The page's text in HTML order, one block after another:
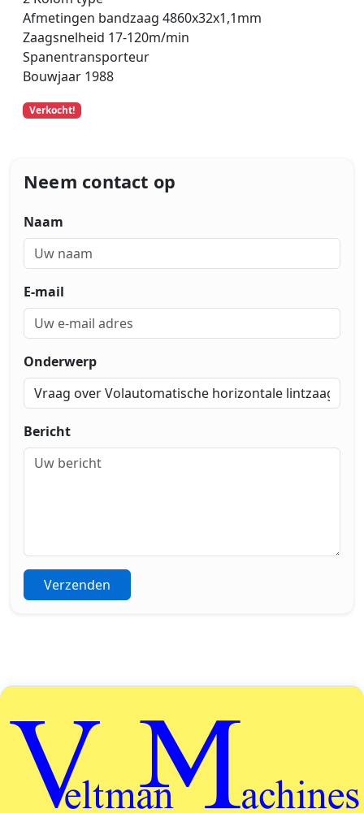
Afmetingen bandzaag 4860x32x1,1mm
Zaagsnelheid 17-120m/min
Spanentransporteur
Bouwjaar 1988
Verkocht!
Neem contact op
Naam
E-mail
Onderwerp
Bericht
Verzenden
Veltman Machines